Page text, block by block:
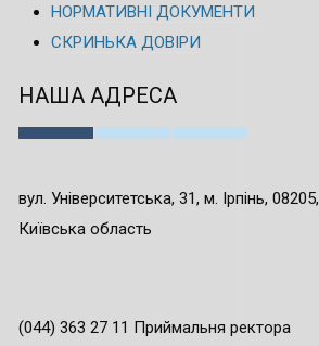
НОРМАТИВНІ ДОКУМЕНТИ
СКРИНЬКА ДОВІРИ
НАША АДРЕСА
вул. Університетська, 31, м. Ірпінь, 08205,
Київська область
(044) 363 27 11 Приймальня ректора